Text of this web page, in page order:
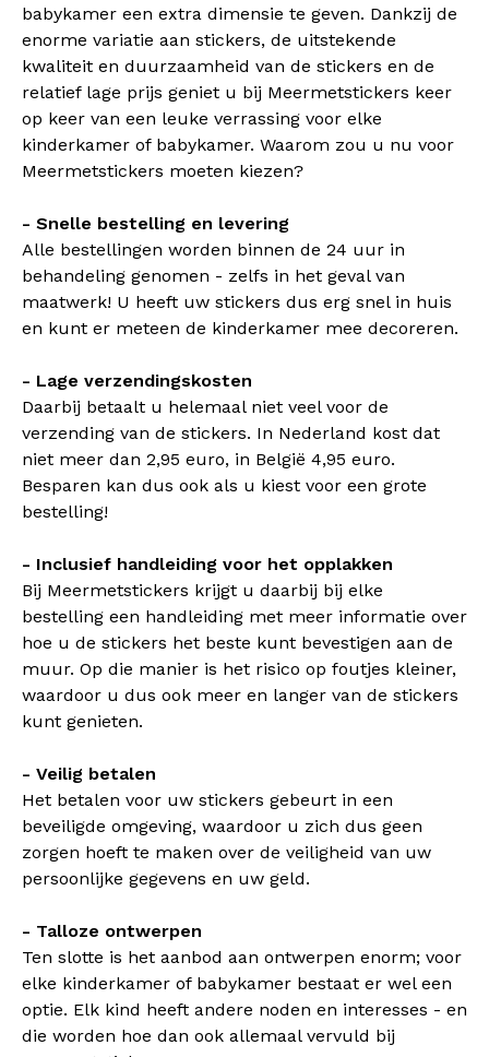
babykamer een extra dimensie te geven. Dankzij de
enorme variatie aan stickers, de uitstekende
kwaliteit en duurzaamheid van de stickers en de
relatief lage prijs geniet u bij Meermetstickers keer
op keer van een leuke verrassing voor elke
kinderkamer of babykamer. Waarom zou u nu voor
Meermetstickers moeten kiezen?
- Snelle bestelling en levering
Alle bestellingen worden binnen de 24 uur in
behandeling genomen - zelfs in het geval van
maatwerk! U heeft uw stickers dus erg snel in huis
en kunt er meteen de kinderkamer mee decoreren.
- Lage verzendingskosten
Daarbij betaalt u helemaal niet veel voor de
verzending van de stickers. In Nederland kost dat
niet meer dan 2,95 euro, in België 4,95 euro.
Besparen kan dus ook als u kiest voor een grote
bestelling!
- Inclusief handleiding voor het opplakken
Bij Meermetstickers krijgt u daarbij bij elke
bestelling een handleiding met meer informatie over
hoe u de stickers het beste kunt bevestigen aan de
muur. Op die manier is het risico op foutjes kleiner,
waardoor u dus ook meer en langer van de stickers
kunt genieten.
- Veilig betalen
Het betalen voor uw stickers gebeurt in een
beveiligde omgeving, waardoor u zich dus geen
zorgen hoeft te maken over de veiligheid van uw
persoonlijke gegevens en uw geld.
- Talloze ontwerpen
Ten slotte is het aanbod aan ontwerpen enorm; voor
elke kinderkamer of babykamer bestaat er wel een
optie. Elk kind heeft andere noden en interesses - en
die worden hoe dan ook allemaal vervuld bij